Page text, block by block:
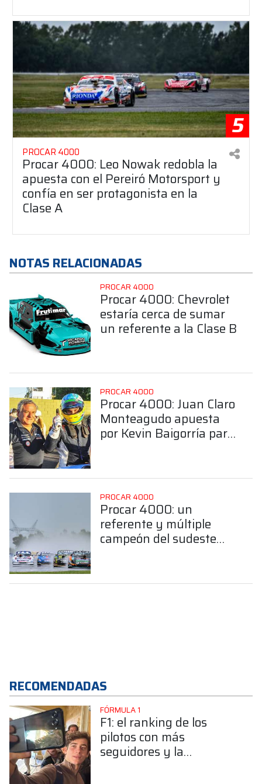
5
PROCAR 4000
Procar 4000: Leo Nowak redobla la
apuesta con el Pereiró Motorsport y
confía en ser protagonista en la
Clase A
NOTAS RELACIONADAS
PROCAR 4000
Procar 4000: Chevrolet
estaría cerca de sumar
un referente a la Clase B
PROCAR 4000
Procar 4000: Juan Claro
Monteagudo apuesta
por Kevin Baigorría para
PROCAR 4000
Procar 4000: un
referente y múltiple
campeón del sudeste
RECOMENDADAS
FÓRMULA 1
F1: el ranking de los
pilotos con más
seguidores y la